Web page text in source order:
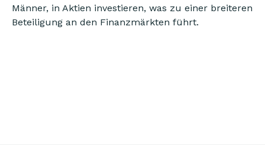
Männer, in Aktien investieren, was zu einer breiteren
Beteiligung an den Finanzmärkten führt.